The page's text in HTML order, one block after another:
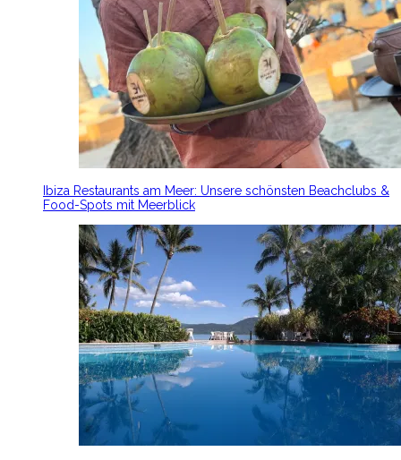
Ibiza Restaurants am Meer: Unsere schönsten Beachclubs &
Food-Spots mit Meerblick